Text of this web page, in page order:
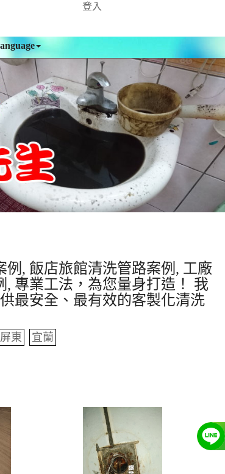
登入
, 飯店旅館清洗管路案例, 工廠
專業工法，為您量身打造！ 我
最安全、最有效的客製化清洗
屏東
宜蘭